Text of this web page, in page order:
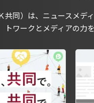
共同）は、ニュースメデ
トワークとメディアの力